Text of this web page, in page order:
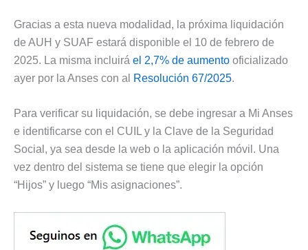
Gracias a esta nueva modalidad, la próxima liquidación
de AUH y SUAF estará disponible el 10 de febrero de
2025. La misma incluirá el 2,7% de aumento oficializado
ayer por la Anses con al
Resolución 67/2025.
Para verificar su liquidación, se debe ingresar a Mi Anses
e identificarse con el CUIL y la Clave de la Seguridad
Social, ya sea desde la web o la aplicación móvil. Una
vez dentro del sistema se tiene que elegir la opción
“Hijos” y luego “Mis asignaciones”.